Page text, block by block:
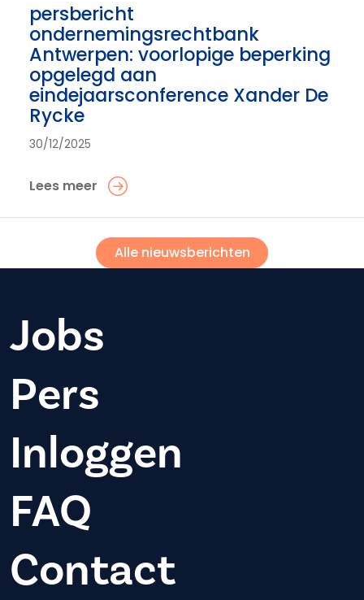
persbericht
ondernemingsrechtbank
Antwerpen: voorlopige beperking
opgelegd aan
eindejaarsconference Xander De
Rycke
30/12/2025
Lees meer
Alle nieuwsberichten
Jobs
Pers
Inloggen
FAQ
Contact